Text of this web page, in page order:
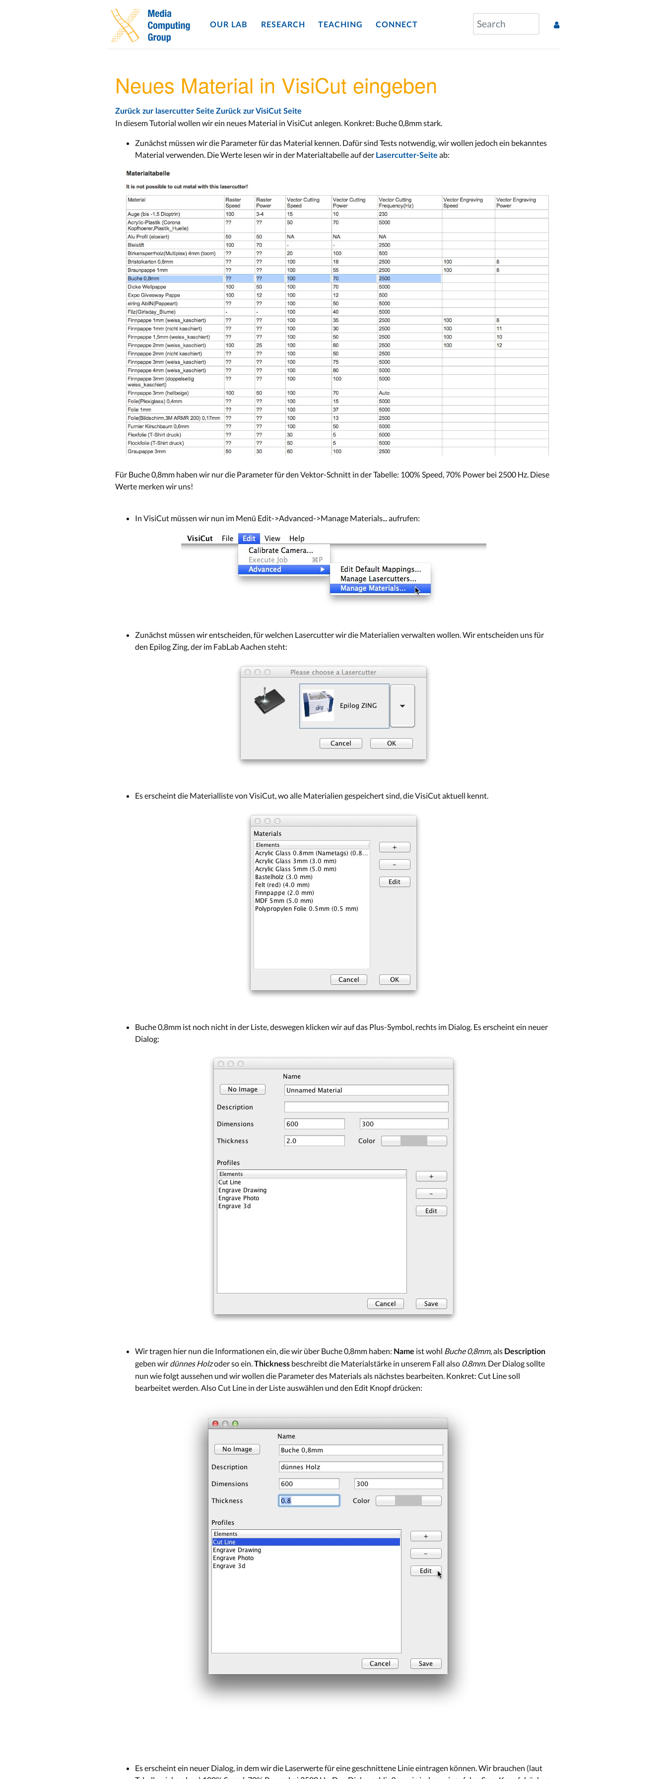
OUR LAB RESEARCH TEACHING CONNECT
Neues Material in VisiCut eingeben
Zurück zur lasercutter Seite Zurück zur VisiCut Seite
In diesem Tutorial wollen wir ein neues Material in VisiCut anlegen. Konkret: Buche 0,8mm stark.
Zunächst müssen wir die Parameter für das Material kennen. Dafür sind Tests notwendig, wir wollen jedoch ein bekanntes
Material verwenden. Die Werte lesen wir in der Materialtabelle auf der Lasercutter-Seite ab:
Für Buche 0,8mm haben wir nur die Parameter für den Vektor-Schnitt in der Tabelle: 100% Speed, 70% Power bei 2500 Hz. Diese
Werte merken wir uns!
In VisiCut müssen wir nun im Menü Edit->Advanced->Manage Materials... aufrufen:
Zunächst müssen wir entscheiden, für welchen Lasercutter wir die Materialien verwalten wollen. Wir entscheiden uns für
den Epilog Zing, der im FabLab Aachen steht:
Es erscheint die Materialliste von VisiCut, wo alle Materialien gespeichert sind, die VisiCut aktuell kennt.
Buche 0,8mm ist noch nicht in der Liste, deswegen klicken wir auf das Plus-Symbol, rechts im Dialog. Es erscheint ein neuer
Dialog:
Wir tragen hier nun die Informationen ein, die wir über Buche 0,8mm haben: Name ist wohl Buche 0,8mm, als Description
geben wir dünnes Holzoder so ein.Thickness beschreibt die Materialstärke in unserem Fall also 0.8mm. Der Dialog sollte
nun wie folgt aussehen und wir wollen die Parameter des Materials als nächstes bearbeiten. Konkret: Cut Line soll
bearbeitet werden. Also Cut Line in der Liste auswählen und den Edit Knopf drücken:
Es erscheint ein neuer Dialog, in dem wir die Laserwerte für eine geschnittene Linie eintragen können. Wir brauchen (laut